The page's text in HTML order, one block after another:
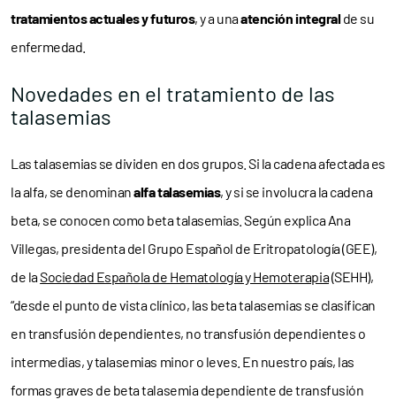
tratamientos actuales y futuros, y a unaatención integralde su
enfermedad.
Novedades en el tratamiento de las
talasemias
Las talasemias se dividen en dos grupos. Si la cadena afectada es
la alfa, se denominanalfa talasemias, y si se involucra la cadena
beta, se conocen como beta talasemias. Según explica Ana
Villegas, presidenta del Grupo Español de Eritropatología (GEE),
de laSociedad Española de Hematología y Hemoterapia(SEHH),
“desde el punto de vista clínico, las beta talasemias se clasifican
en transfusión dependientes, no transfusión dependientes o
intermedias, y talasemias minor o leves. En nuestro país, las
formas graves de beta talasemia dependiente de transfusión